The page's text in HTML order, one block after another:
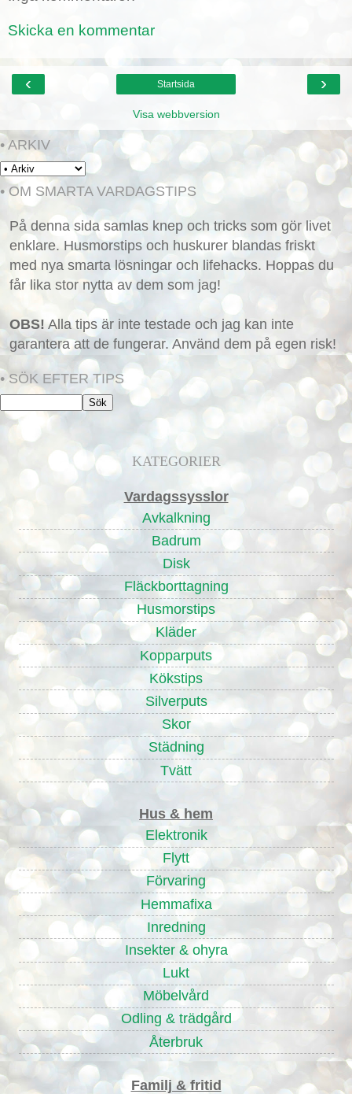
Skicka en kommentar
‹ ›
Startsida
Visa webbversion
• ARKIV
• OM SMARTA VARDAGSTIPS
På denna sida samlas knep och tricks som gör livet
enklare. Husmorstips och huskurer blandas friskt
med nya smarta lösningar och lifehacks. Hoppas du
får lika stor nytta av dem som jag!
OBS! Alla tips är inte testade och jag kan inte
garantera att de fungerar. Använd dem på egen risk!
• SÖK EFTER TIPS
KATEGORIER
Vardagssysslor
Avkalkning
Badrum
Disk
Fläckborttagning
Husmorstips
Kläder
Kopparputs
Kökstips
Silverputs
Skor
Städning
Tvätt
Hus & hem
Elektronik
Flytt
Förvaring
Hemmafixa
Inredning
Insekter & ohyra
Lukt
Möbelvård
Odling & trädgård
Återbruk
Familj & fritid